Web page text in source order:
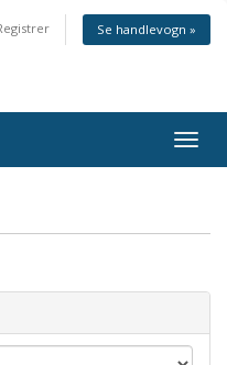
Se handlevogn »